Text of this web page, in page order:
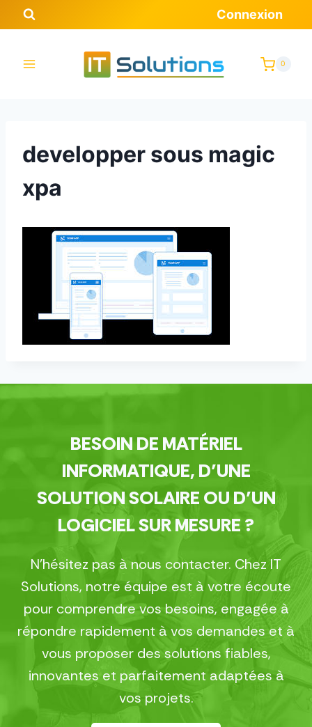
Aller
au
Connexion
0
developper sous magic
xpa
BESOIN DE MATÉRIEL
INFORMATIQUE, D’UNE
SOLUTION SOLAIRE OU D’UN
LOGICIEL SUR MESURE ?
N’hésitez pas à nous contacter. Chez IT
Solutions, notre équipe est à votre écoute
pour comprendre vos besoins, engagée à
répondre rapidement à vos demandes et à
vous proposer des solutions fiables,
innovantes et parfaitement adaptées à
vos projets.